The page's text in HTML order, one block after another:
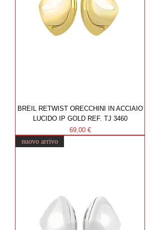
BREIL RETWIST ORECCHINI IN ACCIAIO
LUCIDO IP GOLD REF. TJ 3460
Prezzo
69,00 €
nuovo arrivo